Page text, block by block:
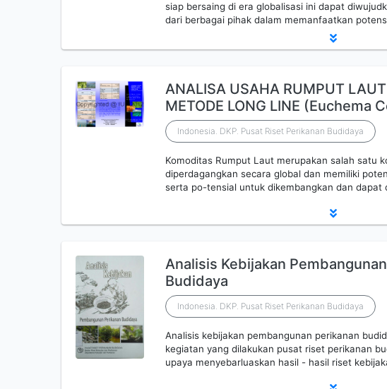
siap bersaing di era globalisasi ini dapat
dari berbagai pihak dalam memanfaatkan
ANALISA USAHA RUMPUT
METODE LONG LINE (Euchema
Indonesia. DKP. Pusat Riset Perikanan Budidaya
Komoditas Rumput Laut merupakan salah satu
diperdagangkan secara global dan memiliki
serta po-tensial untuk dikembangkan dan dapat
Analisis Kebijakan
Budidaya
Indonesia. DKP. Pusat Riset Perikanan Budidaya
Analisis kebijakan pembangunan perikanan
kegiatan yang dilakukan pusat riset perikanan
upaya menyebarluaskan hasil - hasil riset